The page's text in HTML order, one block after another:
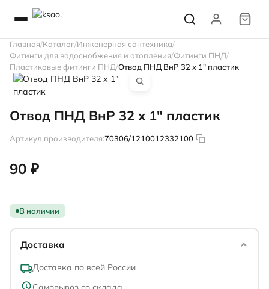
Главная Каталог Инженерная сантехника
Фитинги для водоснобжения и отопления Фитинги ПНД
Пластиковые фитинги ПНД Отвод ПНД ВнР 32 х 1" пластик
Отвод ПНД ВнР 32 х 1" пластик
Артикул производителя:70306/1210012332100
90 ₽
В наличии
Доставка
Доставка по всей России